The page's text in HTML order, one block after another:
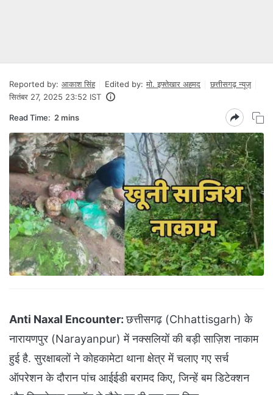
Reported by: आकाश सिंह Edited by: मो. इफ्तेखार अहमद
छत्तीसगढ़ न्यूज़
सितंबर 27, 2025 23:52 IST
Read Time: 2 mins
Anti Naxal Encounter:छत्तीसगढ़ (Chhattisgarh) के
नारायणपुर (Narayanpur) में नक्सलियों की बड़ी साज़िश नाकाम
हुई है. सुरक्षाबलों ने कोहकामेटा थाना क्षेत्र में चलाए गए सर्च
ऑपरेशन के दौरान पांच आईईडी बरामद किए, जिन्हें बम डिटेक्शन